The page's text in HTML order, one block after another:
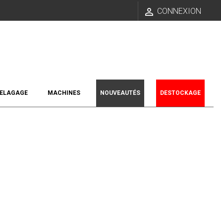
 CONNEXION
ELAGAGE MACHINES NOUVEAUTÉS DESTOCKAGE